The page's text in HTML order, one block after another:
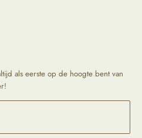
als eerste op de hoogte bent van